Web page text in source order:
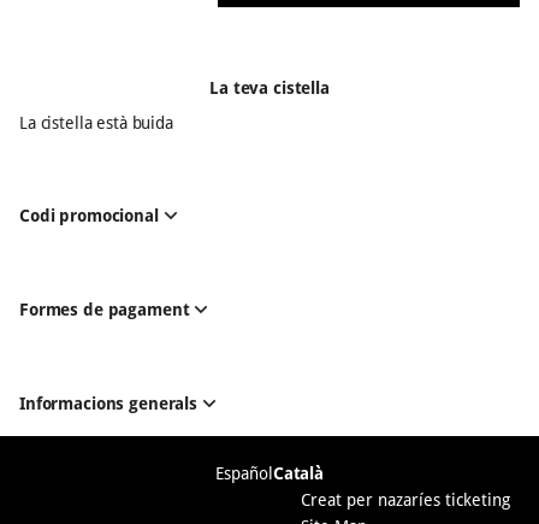
La teva cistella
La cistella està buida
Codi promocional
Formes de pagament
Informacions generals
Español Llengua
actual
Català
Creat per nazaríes ticketing